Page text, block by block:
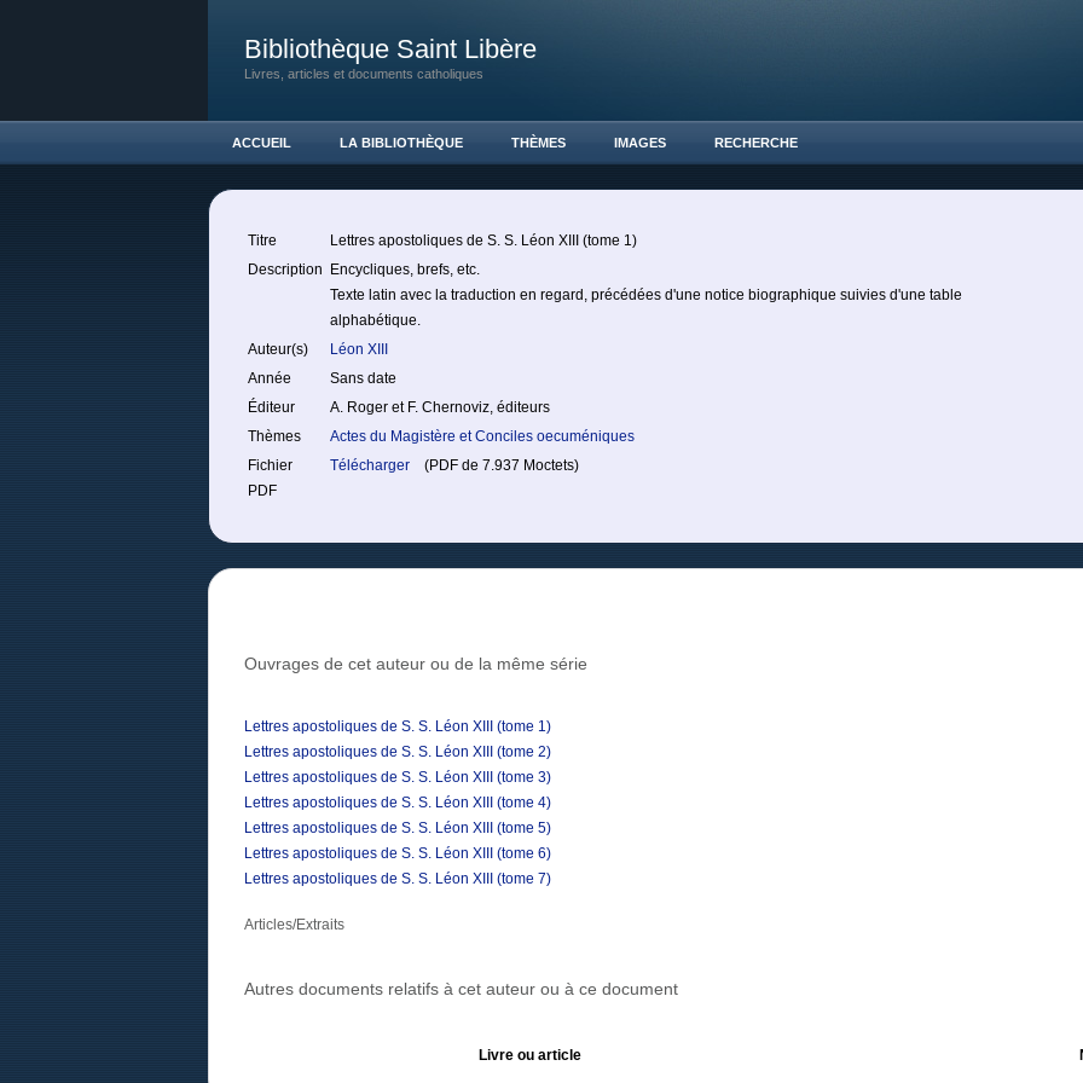
Bibliothèque Saint Libère
Livres, articles et documents catholiques
ACCUEIL LA BIBLIOTHÈQUE THÈMES IMAGES RECHERCHE
Titre
Lettres apostoliques de S. S. Léon XIII (tome 1)
Description
Encycliques, brefs, etc.
Texte latin avec la traduction en regard, précédées d'une notice biographique suivies d'une table
alphabétique.
Auteur(s)
Léon XIII
Année
Sans date
Éditeur
A. Roger et F. Chernoviz, éditeurs
Thèmes
Actes du Magistère et Conciles oecuméniques
Fichier
PDF
Télécharger (PDF de 7.937 Moctets)
Ouvrages de cet auteur ou de la même série
Lettres apostoliques de S. S. Léon XIII (tome 1)
Lettres apostoliques de S. S. Léon XIII (tome 2)
Lettres apostoliques de S. S. Léon XIII (tome 3)
Lettres apostoliques de S. S. Léon XIII (tome 4)
Lettres apostoliques de S. S. Léon XIII (tome 5)
Lettres apostoliques de S. S. Léon XIII (tome 6)
Lettres apostoliques de S. S. Léon XIII (tome 7)
Articles/Extraits
Autres documents relatifs à cet auteur ou à ce document
Livre ou article